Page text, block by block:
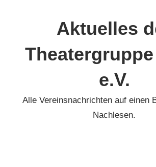
Aktuelles
e.V.
Alle Vereinsnachrichten auf einen
Nachlesen.